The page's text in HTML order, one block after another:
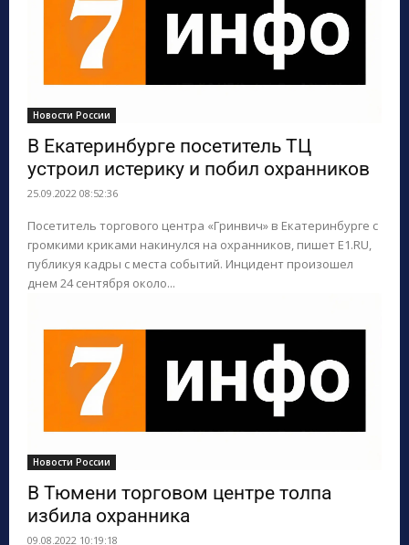
Новости России
В Екатеринбурге посетитель ТЦ
устроил истерику и побил охранников
25.09.2022 08:52:36
Посетитель торгового центра «Гринвич» в Екатеринбурге с
громкими криками накинулся на охранников, пишет E1.RU,
публикуя кадры с места событий. Инцидент произошел
днем 24 сентября около...
Новости России
В Тюмени торговом центре толпа
избила охранника
09.08.2022 10:19:18